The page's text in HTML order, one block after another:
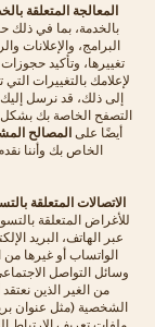
المعالجة المتعلقة
بالخدمة، بما في ذلك
البرامج، والإعلانات
تغييرها، وتأكيد
لإعلامك بالتغييرات
إلى ذلك، قد نرسل
التصفح الخاصة بك
أيضًا على المصالح
الخاص بك وأننا
الاتصالات المتعلقة
للأغراض المتعلقة
عبر الهاتف، البريد
الواتساب أو غيرها
وسائل التواصل
من الغير الذين
الشخصية (مثل عنوان